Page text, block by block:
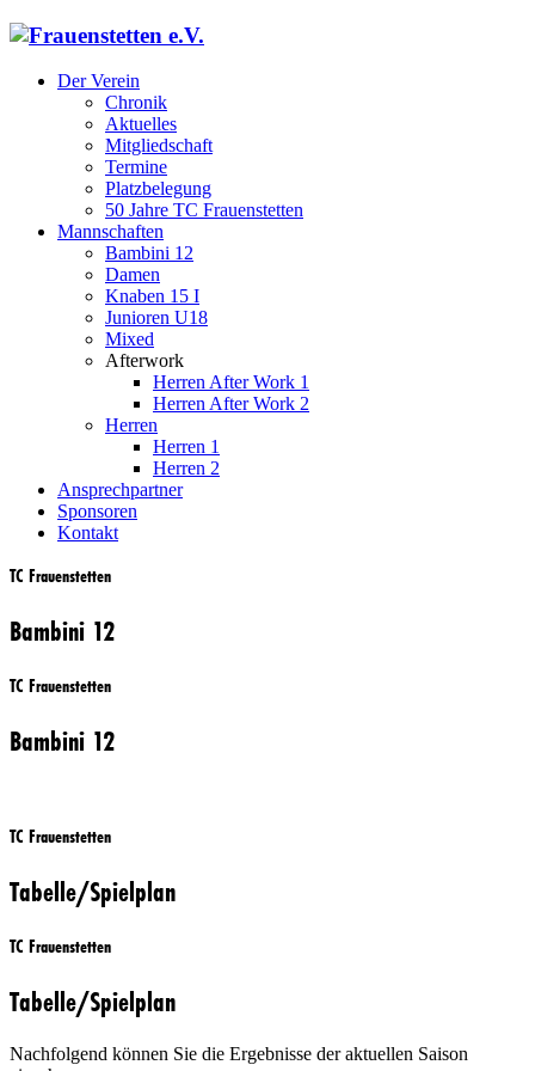
Der Verein
Chronik
Aktuelles
Mitgliedschaft
Termine
Platzbelegung
50 Jahre TC Frauenstetten
Mannschaften
Bambini 12
Damen
Knaben 15 I
Junioren U18
Mixed
Afterwork
Herren After Work 1
Herren After Work 2
Herren
Herren 1
Herren 2
Ansprechpartner
Sponsoren
Kontakt
TC Frauenstetten
Bambini 12
TC Frauenstetten
Bambini 12
TC Frauenstetten
Tabelle/Spielplan
TC Frauenstetten
Tabelle/Spielplan
Nachfolgend können Sie die Ergebnisse der aktuellen Saison